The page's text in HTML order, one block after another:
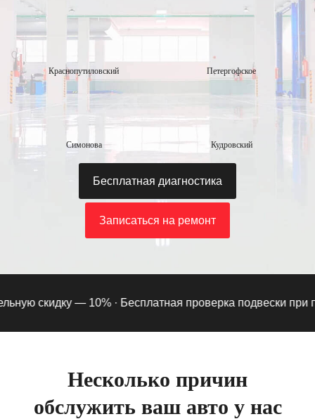
Краснопутиловский Петергофское
Симонова Кудровский
Бесплатная диагностика
Записаться на ремонт
скидку — 10% ·Бесплатная проверка подвески при
Несколько причин
обслужить ваш авто у нас